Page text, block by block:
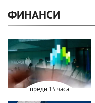
ФИНАНСИ
преди 15 часа